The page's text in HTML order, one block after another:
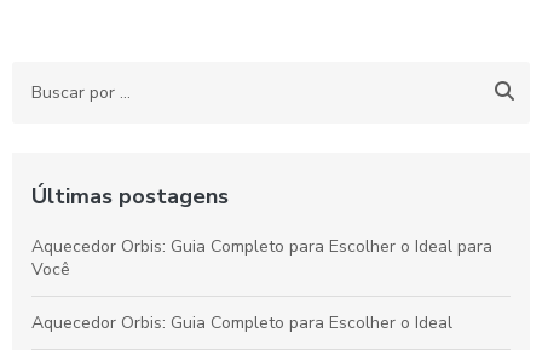
Últimas postagens
Aquecedor Orbis: Guia Completo para Escolher o Ideal para
Você
Aquecedor Orbis: Guia Completo para Escolher o Ideal